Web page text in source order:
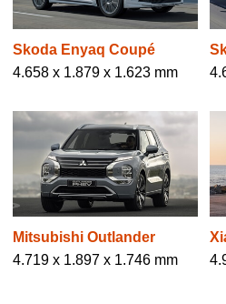
Skoda Enyaq Coupé
4.658 x 1.879 x 1.623 mm
Mitsubishi Outlander
4.719 x 1.897 x 1.746 mm